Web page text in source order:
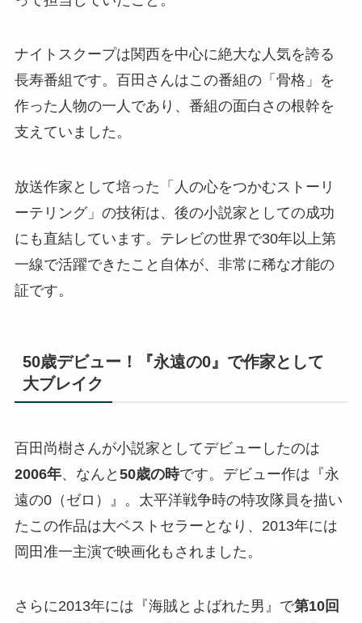
ナイトスクープは関西を中心に絶大な人気を誇る
長寿番組です。百田さんはこの番組の「骨格」を
作った人物の一人であり、番組の面白さの根幹を
支えていました。
放送作家として培った「人の心をつかむストーリ
ーテリング」の技術は、後の小説家としての成功
にも直結しています。テレビの世界で30年以上第
一線で活躍できたこと自体が、非常に稀な才能の
証です。
50歳デビュー！『永遠の0』で作家として
大ブレイク
百田尚樹さんが小説家としてデビューしたのは
2006年、なんと 50歳の時です。デビュー作は『永
遠の0（ゼロ）』。太平洋戦争時の特攻隊員を描い
たこの作品は大ベストセラーとなり、2013年には
岡田准一主演で映画化もされました。
さらに2013年には『海賊とよばれた男』で第10回